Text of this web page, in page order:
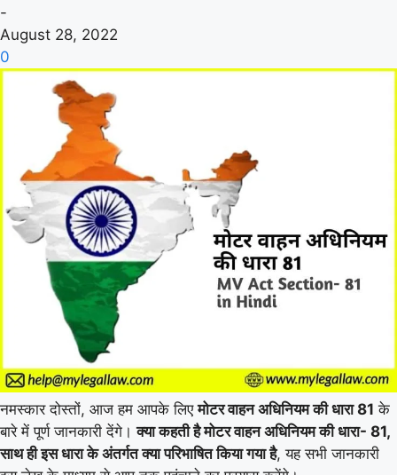
-
August 28, 2022
0
नमस्कार दोस्तों, आज हम आपके लिएमोटर वाहन अधिनियम की धारा 81 के
बारे में पूर्ण जानकारी देंगे।क्या कहती है मोटर वाहन अधिनियम की धारा- 81,
साथ ही इस धारा के अंतर्गत क्या परिभाषित किया गया है, यह सभी जानकारी